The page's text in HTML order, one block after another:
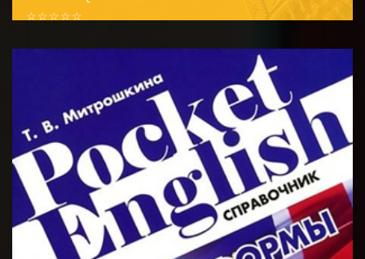
☆
☆
☆
☆
☆
Справочник содержит подробные сведения о
способах словообразования английских имен
существительных прилагательных глаго...